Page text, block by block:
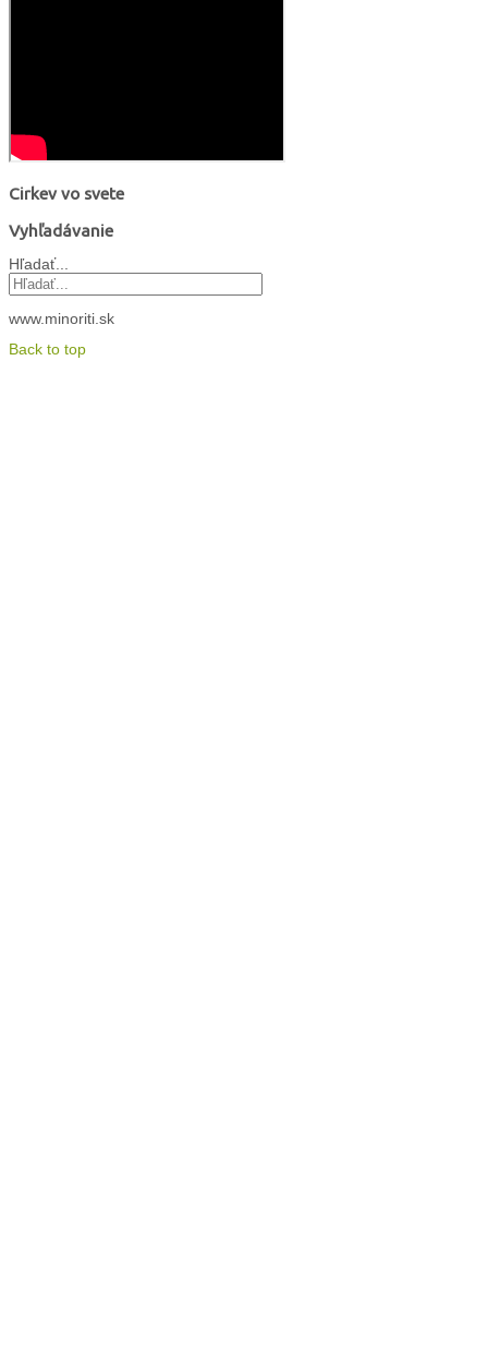
Cirkev vo svete
Vyhľadávanie
Hľadať...
www.minoriti.sk
Back to top